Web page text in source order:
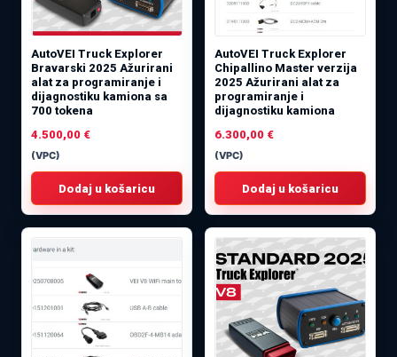
AutoVEI Truck Explorer
Bravarski 2025 Ažurirani
alat za programiranje i
dijagnostiku kamiona sa
700 tokena
4.500,00 €
(VPC)
Dodaj u košaricu
AutoVEI Truck Explorer
Chipallino Master verzija
2025 Ažurirani alat za
programiranje i
dijagnostiku kamiona
6.300,00 €
(VPC)
Dodaj u košaricu